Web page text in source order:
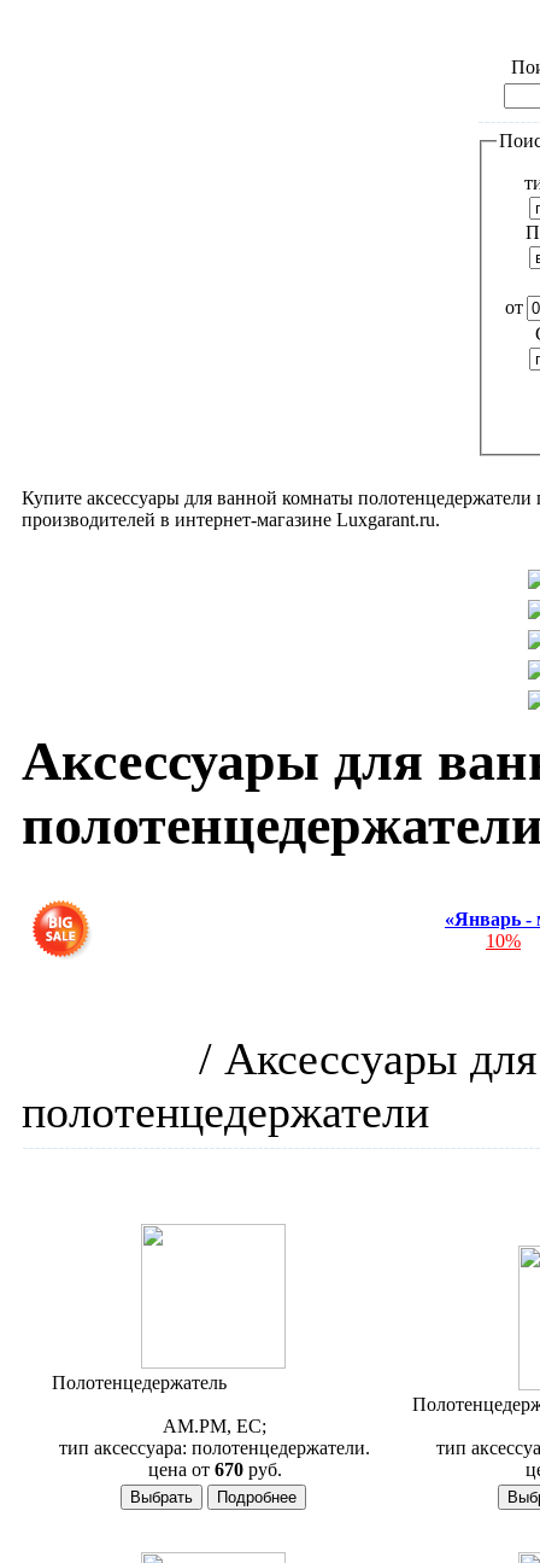
от
Купите аксессуары для ванной комнаты
производителей в интернет-магазине Luxgarant.ru.
Аксессуары для
«Январь -
10%
/ Аксессуары
полотенцедержатели
Полотенцедержатель
AM.PM, ЕС;
тип аксессуара: полотенцедержатели.
цена от670 руб.
тип